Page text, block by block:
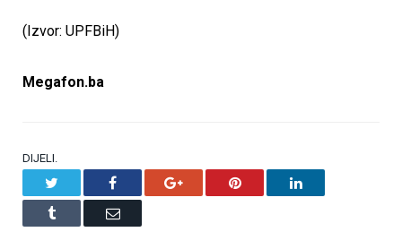
(Izvor: UPFBiH)
Megafon.ba
DIJELI.
Facebook Google+ Pinterest LinkedIn
Tumblr Email